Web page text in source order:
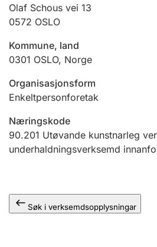
Jeger
Ektepaktrettleiaren
Andre tema
Olaf Schous vei 13
0572 OSLO
Kommune, land
0301 OSLO, Norge
Organisasjonsform
Enkeltpersonforetak
Næringskode
90.201 Utøvande kunstnarleg
underhaldningsverksemd
Søk i verksemdsopplysningar